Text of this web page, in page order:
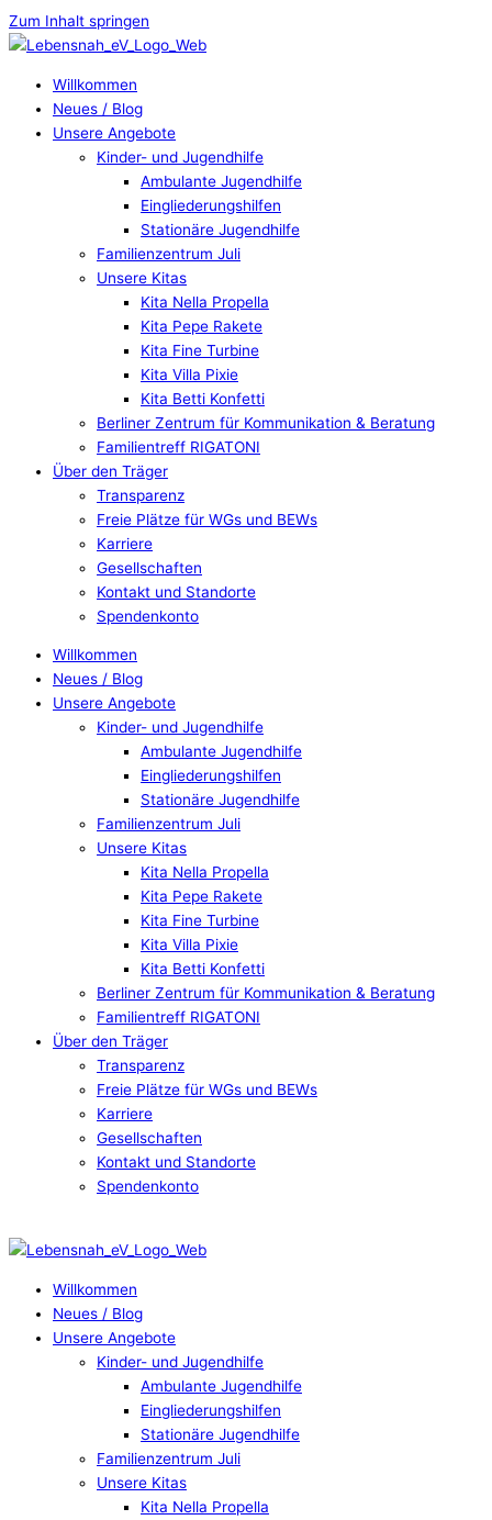
Zum Inhalt springen
Willkommen
Neues / Blog
Unsere Angebote
Kinder- und Jugendhilfe
Ambulante Jugendhilfe
Eingliederungshilfen
Stationäre Jugendhilfe
Familienzentrum Juli
Unsere Kitas
Kita Nella Propella
Kita Pepe Rakete
Kita Fine Turbine
Kita Villa Pixie
Kita Betti Konfetti
Berliner Zentrum für Kommunikation & Beratung
Familientreff RIGATONI
Über den Träger
Transparenz
Freie Plätze für WGs und BEWs
Karriere
Gesellschaften
Kontakt und Standorte
Spendenkonto
Willkommen
Neues / Blog
Unsere Angebote
Kinder- und Jugendhilfe
Ambulante Jugendhilfe
Eingliederungshilfen
Stationäre Jugendhilfe
Familienzentrum Juli
Unsere Kitas
Kita Nella Propella
Kita Pepe Rakete
Kita Fine Turbine
Kita Villa Pixie
Kita Betti Konfetti
Berliner Zentrum für Kommunikation & Beratung
Familientreff RIGATONI
Über den Träger
Transparenz
Freie Plätze für WGs und BEWs
Karriere
Gesellschaften
Kontakt und Standorte
Spendenkonto
Willkommen
Neues / Blog
Unsere Angebote
Kinder- und Jugendhilfe
Ambulante Jugendhilfe
Eingliederungshilfen
Stationäre Jugendhilfe
Familienzentrum Juli
Unsere Kitas
Kita Nella Propella